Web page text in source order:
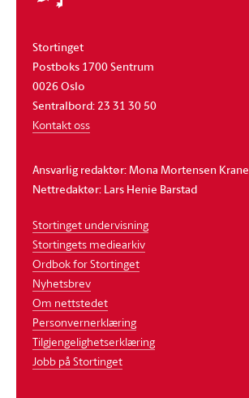
Stortinget
Postboks 1700 Sentrum
0026 Oslo
Sentralbord: 23 31 30 50
Kontakt oss
Ansvarlig redaktør: Mona Mortensen Krane
Nettredaktør: Lars Henie Barstad
Stortinget undervisning
Stortingets mediearkiv
Ordbok for Stortinget
Nyhetsbrev
Om nettstedet
Personvernerklæring
Tilgjengelighetserklæring
Jobb på Stortinget